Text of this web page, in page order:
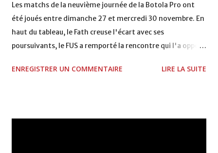
Les matchs de la neuvième journée de la Botola Pro ont
été joués entre dimanche 27 et mercredi 30 novembre. En
haut du tableau, le Fath creuse l'écart avec ses
poursuivants, le FUS a remporté la rencontre qui l'a opposé
2, Badr Kachani a ouvert la marque à la 38e pour les
ENREGISTRER UN COMMENTAIRE LIRE LA SUITE